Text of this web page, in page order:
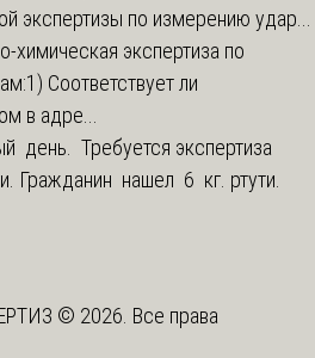
экспертизы по измерению удар...
химическая экспертиза по
Соответствует ли
в адре...
день. Требуется экспертиза
Гражданин нашел 6 кг. ртути.
© 2026. Все права